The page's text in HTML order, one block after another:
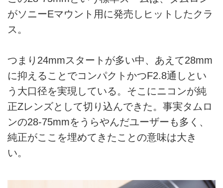
がソニーEマウント用に発売しヒットしたクラ
ス。
つまり24mmスタートが多い中、あえて28mm
に抑えることでコンパクトかつF2.8通しとい
う大口径を実現している。そこにニコンが純
正Zレンズとして切り込んできた。事実タムロ
ンの28-75mmをうらやんだユーザーも多く、
純正がここを埋めてきたことの意味は大き
い。